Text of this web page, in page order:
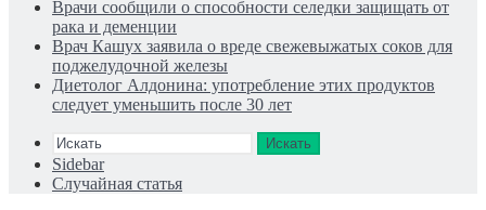
Врачи сообщили о способности селедки защищать от
рака и деменции
Врач Кашух заявила о вреде свежевыжатых соков для
поджелудочной железы
Диетолог Алдонина: употребление этих продуктов
следует уменьшить после 30 лет
Искать
Sidebar
Случайная статья